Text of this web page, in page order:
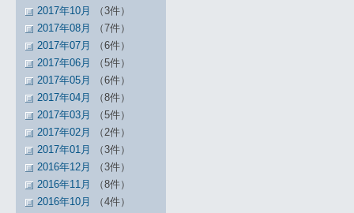
2017年10月
（3件）
2017年08月
（7件）
2017年07月
（6件）
2017年06月
（5件）
2017年05月
（6件）
2017年04月
（8件）
2017年03月
（5件）
2017年02月
（2件）
2017年01月
（3件）
2016年12月
（3件）
2016年11月
（8件）
2016年10月
（4件）